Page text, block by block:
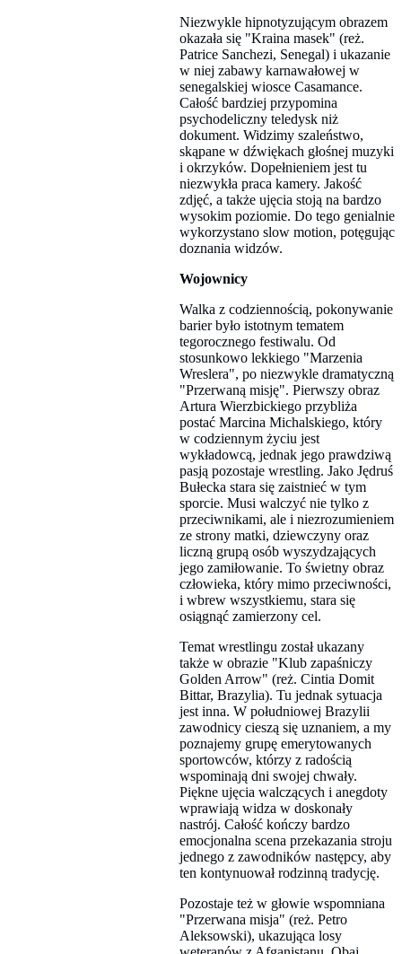
Niezwykle hipnotyzującym obrazem
okazała się "Kraina masek" (reż.
Patrice Sanchezi, Senegal) i ukazanie
w niej zabawy karnawałowej w
senegalskiej wiosce Casamance.
Całość bardziej przypomina
psychodeliczny teledysk niż
dokument. Widzimy szaleństwo,
skąpane w dźwiękach głośnej muzyki
i okrzyków. Dopełnieniem jest tu
niezwykła praca kamery. Jakość
zdjęć, a także ujęcia stoją na bardzo
wysokim poziomie. Do tego genialnie
wykorzystano slow motion, potęgując
doznania widzów.
Wojownicy
Walka z codziennością, pokonywanie
barier było istotnym tematem
tegorocznego festiwalu. Od
stosunkowo lekkiego "Marzenia
Wreslera", po niezwykle dramatyczną
"Przerwaną misję". Pierwszy obraz
Artura Wierzbickiego przybliża
postać Marcina Michalskiego, który
w codziennym życiu jest
wykładowcą, jednak jego prawdziwą
pasją pozostaje wrestling. Jako Jędruś
Bułecka stara się zaistnieć w tym
sporcie. Musi walczyć nie tylko z
przeciwnikami, ale i niezrozumieniem
ze strony matki, dziewczyny oraz
liczną grupą osób wyszydzających
jego zamiłowanie. To świetny obraz
człowieka, który mimo przeciwności,
i wbrew wszystkiemu, stara się
osiągnąć zamierzony cel.
Temat wrestlingu został ukazany
także w obrazie "Klub zapaśniczy
Golden Arrow" (reż. Cintia Domit
Bittar, Brazylia). Tu jednak sytuacja
jest inna. W południowej Brazylii
zawodnicy cieszą się uznaniem, a my
poznajemy grupę emerytowanych
sportowców, którzy z radością
wspominają dni swojej chwały.
Piękne ujęcia walczących i anegdoty
wprawiają widza w doskonały
nastrój. Całość kończy bardzo
emocjonalna scena przekazania stroju
jednego z zawodników następcy, aby
ten kontynuował rodzinną tradycję.
Pozostaje też w głowie wspomniana
"Przerwana misja" (reż. Petro
Aleksowski), ukazująca losy